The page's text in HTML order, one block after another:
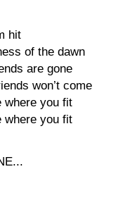
hit
of the dawn
are gone
won’t come
where you fit
where you fit